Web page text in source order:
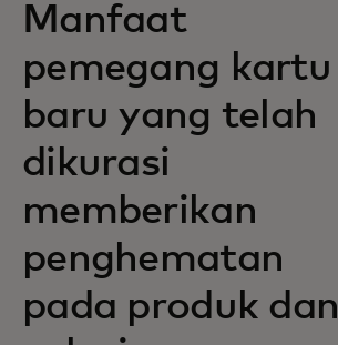
Manfaat
pemegang kartu
baru yang telah
dikurasi
memberikan
penghematan
pada produk dan